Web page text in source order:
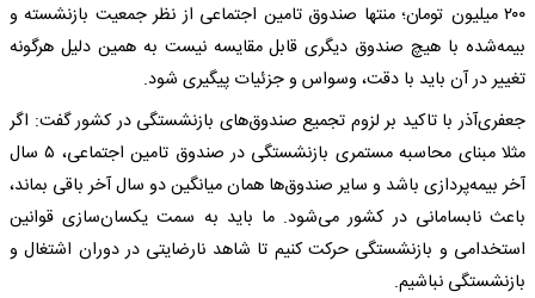
۲۰۰ میلیون تومان؛ منتها صندوق تامین اجتماعی از نظر جمعیت بازنشسته و
بیمه‌شده با هیچ صندوق دیگری قابل مقایسه نیست به همین دلیل هرگونه
تغییر در آن باید با دقت، وسواس و جزئیات پیگیری شود.
جعفری‌آذر با تاکید بر لزوم تجمیع صندوق‌های بازنشستگی در کشور گفت: اگر
مثلا مبنای محاسبه مستمری بازنشستگی در صندوق تامین اجتماعی، ۵ سال
آخر بیمه‌پردازی باشد و سایر صندوق‌ها همان میانگین دو سال آخر باقی بماند،
باعث نابسامانی در کشور می‌شود. ما باید به سمت یکسان‌سازی قوانین
استخدامی و بازنشستگی حرکت کنیم تا شاهد نارضایتی در دوران اشتغال و
بازنشستگی نباشیم.